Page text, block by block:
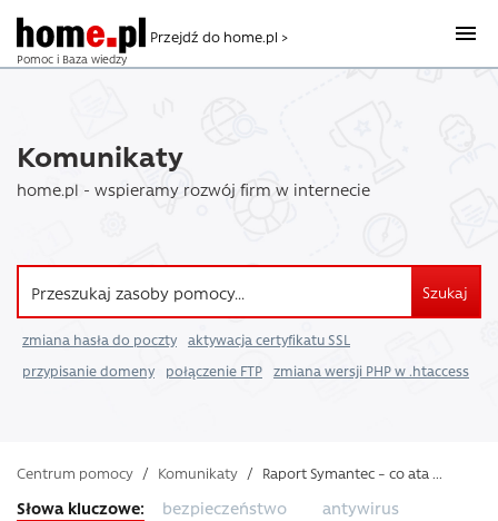
Pomoc i Baza wiedzy
Przejdź do home.pl >
Komunikaty
home.pl - wspieramy rozwój firm w internecie
Szukaj
zmiana hasła do poczty
aktywacja certyfikatu SSL
przypisanie domeny
połączenie FTP zmiana wersji PHP w .htaccess
Centrum pomocy / Komunikaty / Raport Symantec – co ata ...
bezpieczeństwo
antywirus